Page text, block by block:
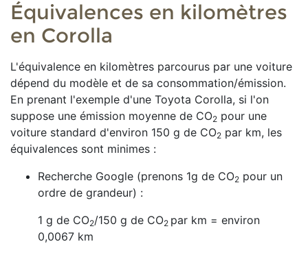
Équivalences en kilomètres
en Corolla
L'équivalence en kilomètres parcourus par une voiture
dépend du modèle et de sa consommation/émission.
En prenant l'exemple d'une Toyota Corolla, si l'on
suppose une émission moyenne de CO2 pour une
voiture standard d'environ 150 g de CO2 par km, les
équivalences sont minimes :
Recherche Google (prenons 1g de CO2 ​ pour un
ordre de grandeur) :
1 g de CO2/150 g de CO2 par km = environ
0,0067 km